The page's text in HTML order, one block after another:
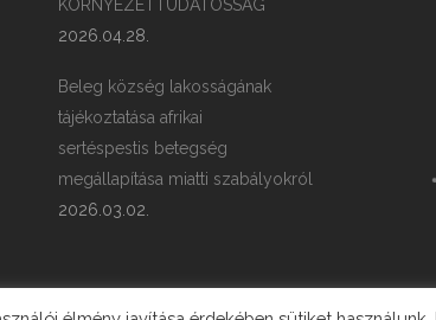
KÖRNYEZETTUDATOSSÁG
2026.04.28.
Beleg község lakosságának
tájékoztatása afrikai
sertéspestis betegség
megállapítása miatti szabályokról
2026.03.02.